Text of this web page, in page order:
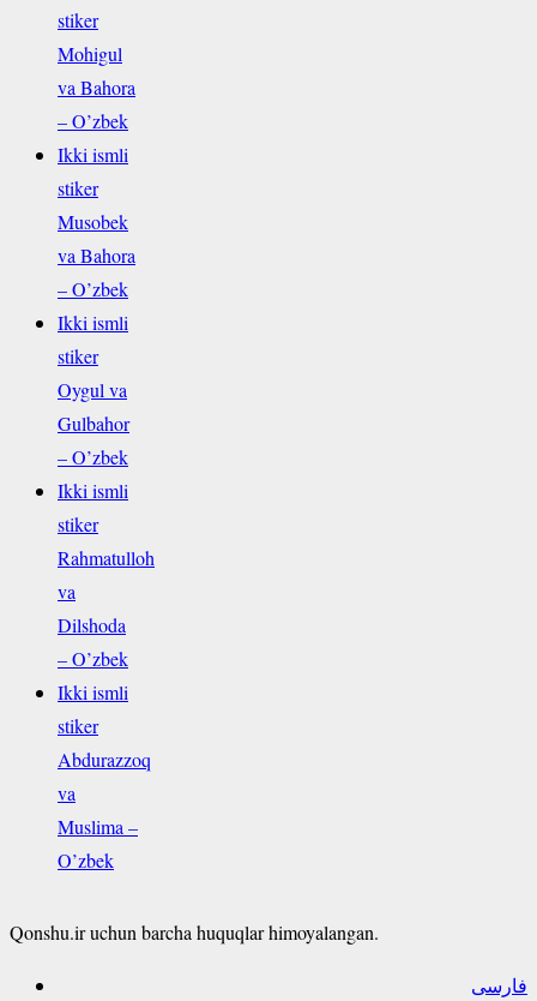
stiker
Mohigul
va Bahora
– O’zbek
Ikki ismli
stiker
Musobek
va Bahora
– O’zbek
Ikki ismli
stiker
Oygul va
Gulbahor
– O’zbek
Ikki ismli
stiker
Rahmatulloh
va
Dilshoda
– O’zbek
Ikki ismli
stiker
Abdurazzoq
va
Muslima –
O’zbek
Qonshu.ir uchun barcha huquqlar himoyalangan.
فارسی